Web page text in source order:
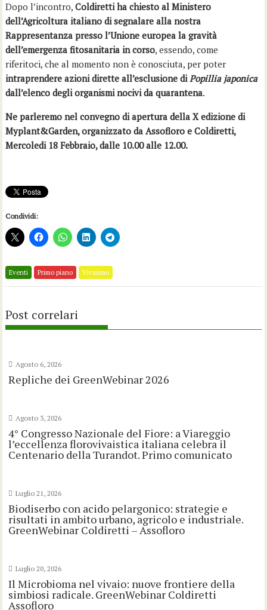
Dopo l’incontro,Coldiretti ha chiesto al Ministero
dell’Agricoltura italiano di segnalare alla nostra
Rappresentanza presso l’Unione europea la gravità
dell’emergenza fitosanitaria in corso, essendo, come
riferitoci, che al momento non è conosciuta, per poter
intraprendere azioni dirette all’esclusione diPopillia japonica
dall’elenco degli organismi nocivi da quarantena.
Ne parleremo nel convegno di apertura della X edizione di
Myplant&Garden, organizzato da Assofloro e Coldiretti,
Mercoledi 18 Febbraio, dalle 10.00 alle 12.00.
Condividi:
Eventi Primo piano Vivaismo
Post correlari
Agosto 6, 2026
Repliche dei GreenWebinar 2026
Agosto 3, 2026
4° Congresso Nazionale del Fiore: a Viareggio
l’eccellenza florovivaistica italiana celebra il
Centenario della Turandot. Primo comunicato
Luglio 21, 2026
Biodiserbo con acido pelargonico: strategie e
risultati in ambito urbano, agricolo e industriale.
GreenWebinar Coldiretti – Assofloro
Luglio 20, 2026
Il Microbioma nel vivaio: nuove frontiere della
simbiosi radicale. GreenWebinar Coldiretti
Assofloro